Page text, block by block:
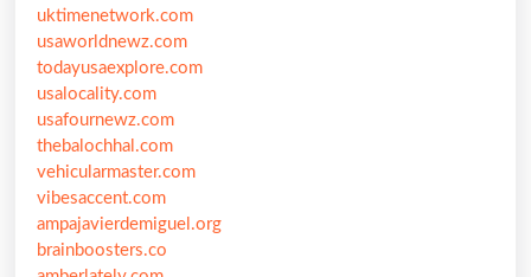
uktimenetwork.com
usaworldnewz.com
todayusaexplore.com
usalocality.com
usafournewz.com
thebalochhal.com
vehicularmaster.com
vibesaccent.com
ampajavierdemiguel.org
brainboosters.co